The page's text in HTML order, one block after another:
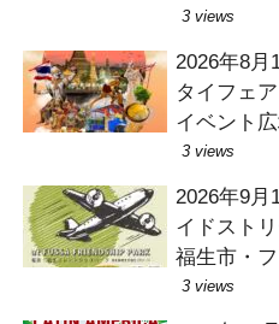
3 views
2026年8月
タイフェ
イベント
3 views
2026年9月
イドスト
福生市・
3 views